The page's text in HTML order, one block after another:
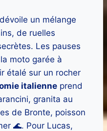
un mélange
de ruelles
Les pauses
moto garée à
étalé sur un rocher
italienne prend
granita au
de Bronte, poisson
🌊. Pour Lucas,